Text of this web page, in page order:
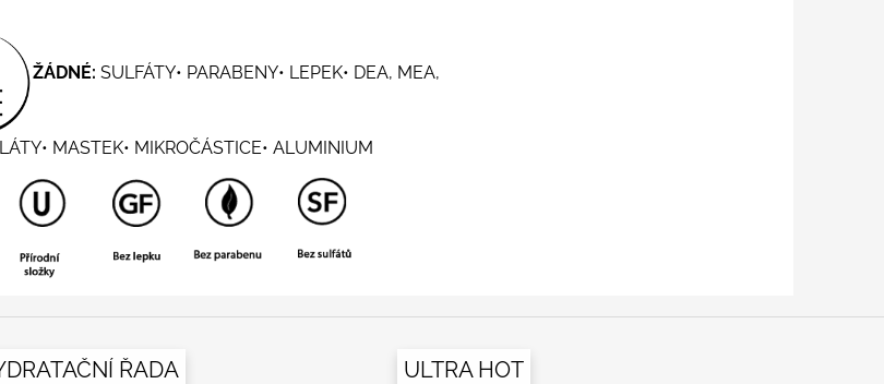
ŽÁDNÉ: SULFÁTY• PARABENY• LEPEK• DEA, MEA,
MASTEK• MIKROČÁSTICE• ALUMINIUM
ŘADA ULTRA HOT